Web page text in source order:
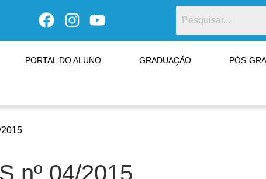
PORTAL DO ALUNO GRADUAÇÃO PÓS-
nº 04/2015